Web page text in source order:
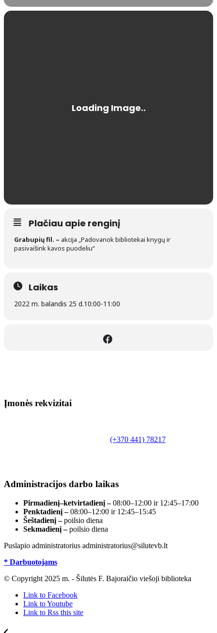
Plačiau apie renginį
Grabupių fil. – akcija „Padovanok bibliotekai knygų ir
pasivaišink kavos puodeliu“
Laikas
2022 m. balandis 25 d.10:00-11:00
Įmonės rekvizitai
(+370 441) 78217
Administracijos darbo laikas
Pirmadienį–ketvirtadienį –08:00–12:00 ir 12:45–17:00
Penktadienį –08:00–12:00 ir 12:45–15:45
Šeštadienį –poilsio diena
Sekmadienį –poilsio diena
Puslapio administratorius administratorius@silutevb.lt
* Darbuotojams
© Copyright 2025 m. - Šilutės F. Bajoraičio viešoji biblioteka
Link to Facebook
Link to Youtube
Link to Rss this site